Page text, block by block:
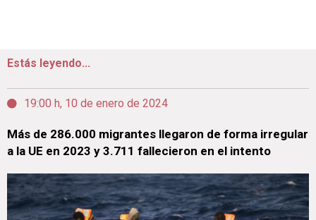
Estás leyendo...
19:00 h, 10 de enero de 2024
Más de 286.000 migrantes llegaron de forma irregular
a la UE en 2023 y 3.711 fallecieron en el intento